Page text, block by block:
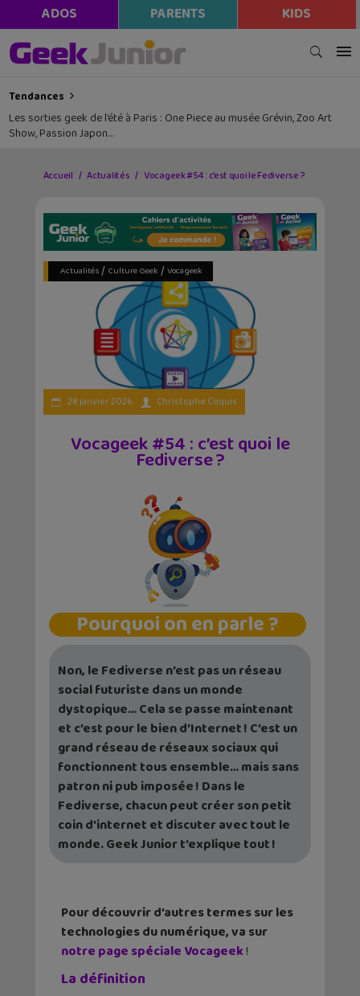
ADOS PARENTS KIDS
Tendances
Les sorties geek de l’été à Paris : One Piece au musée Grévin, Zoo Art
Show, Passion Japon…
Accueil Actualités Vocageek #54 : c’est quoi le Fediverse ?
Actualités/ Culture Geek / Vocageek
28 janvier 2026 Christophe Coquis
Vocageek #54 : c’est quoi le
Fediverse ?
Pourquoi on en parle ?
Non, le Fediverse n’est pas un réseau
social futuriste dans un monde
dystopique… Cela se passe maintenant
et c’est pour le bien d’Internet ! C’est un
grand réseau de réseaux sociaux qui
fonctionnent tous ensemble… mais sans
patron ni pub imposée ! Dans le
Fediverse, chacun peut créer son petit
coin d’internet et discuter avec tout le
monde. Geek Junior t’explique tout !
Pour découvrir d’autres termes sur les
technologies du numérique, va sur
notre page spéciale Vocageek!
La définition